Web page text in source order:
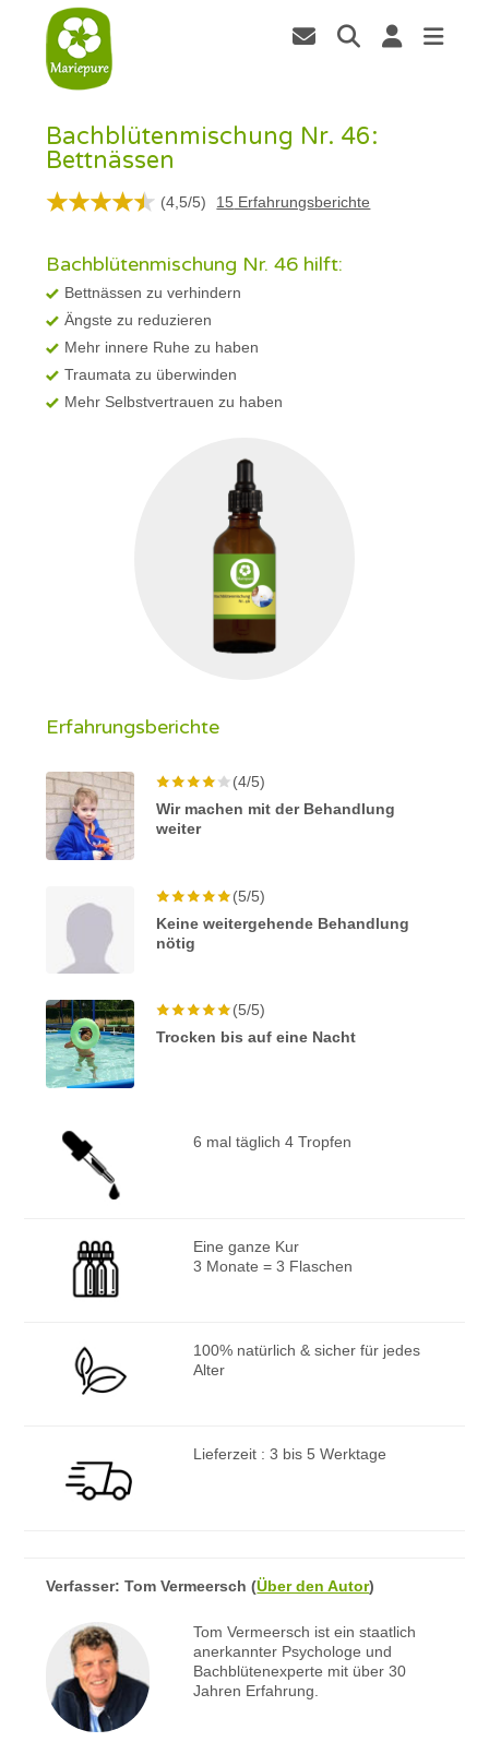
Bachblütenmischung Nr. 46:
Bettnässen
(4,5/5) 15 Erfahrungsberichte
Bachblütenmischung Nr. 46 hilft:
Bettnässen zu verhindern
Ängste zu reduzieren
Mehr innere Ruhe zu haben
Traumata zu überwinden
Mehr Selbstvertrauen zu haben
Erfahrungsberichte
(4/5)
Wir machen mit der Behandlung
weiter
(5/5)
Keine weitergehende Behandlung
nötig
(5/5)
Trocken bis auf eine Nacht
6 mal täglich 4 Tropfen
Eine ganze Kur
3 Monate = 3 Flaschen
100% natürlich & sicher für jedes
Alter
Lieferzeit : 3 bis 5 Werktage
Verfasser:Tom Vermeersch (Über den Autor)
Tom Vermeersch ist ein staatlich
anerkannter Psychologe und
Bachblütenexperte mit über 30
Jahren Erfahrung.